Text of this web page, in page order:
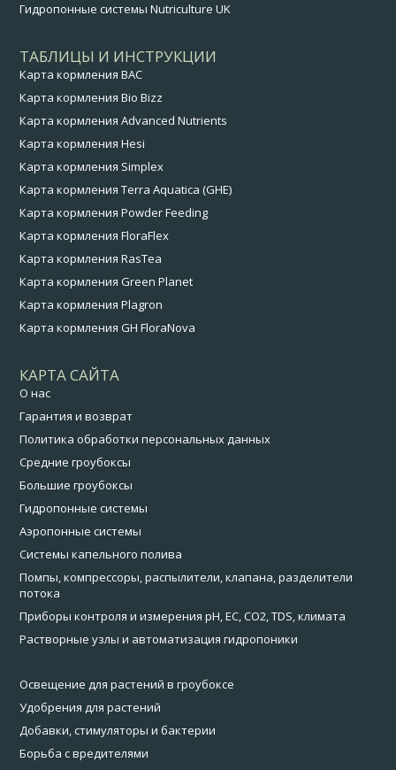
Гидропонные системы Nutriculture UK
ТАБЛИЦЫ И ИНСТРУКЦИИ
Карта кормления BAC
Карта кормления Bio Bizz
Карта кормления Advanced Nutrients
Карта кормления Hesi
Карта кормления Simplex
Карта кормления Terra Aquatica (GHE)
Карта кормления Powder Feeding
Карта кормления FloraFlex
Карта кормления RasTea
Карта кормления Green Planet
Карта кормления Plagron
Карта кормления GH FloraNova
КАРТА САЙТА
О нас
Гарантия и возврат
Политика обработки персональных данных
Средние гроубоксы
Большие гроубоксы
Гидропонные системы
Аэропонные системы
Системы капельного полива
Помпы, компрессоры, распылители, клапана, разделители
потока
Приборы контроля и измерения pH, EC, CO2, TDS, климата
Растворные узлы и автоматизация гидропоники
Освещение для растений в гроубоксе
Удобрения для растений
Добавки, стимуляторы и бактерии
Борьба с вредителями